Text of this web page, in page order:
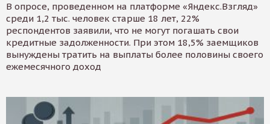
В опросе, проведенном на платформе «Яндекс.Взгляд»
среди 1,2 тыс. человек старше 18 лет, 22%
респондентов заявили, что не могут погашать свои
кредитные задолженности. При этом 18,5% заемщиков
вынуждены тратить на выплаты более половины своего
ежемесячного доход